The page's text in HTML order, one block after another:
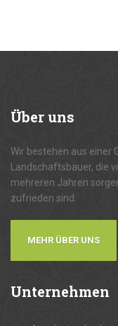
Überuns
Wir bestehen aus einer
Landschaftsbauer, die
mehreren Jahren
zufrieden sind.
MEHR ÜBER UNS
Unternehmen